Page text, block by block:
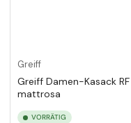
Greiff
Greiff Damen-Kasack RF
mattrosa
VORRÄTIG